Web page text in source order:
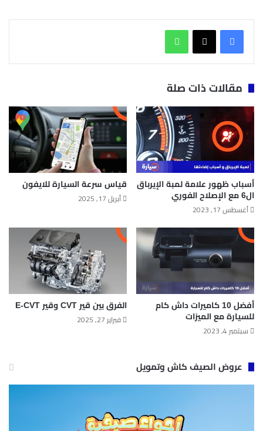
مقالات ذات صلة
أسباب ظهور علامة لمبة الإيرباق
ال6 مع الإصلاح الفوري
أغسطس 17, 2023
قياس سرعة السيارة للايفون
أبريل 17, 2025
أفضل 10 كاميرات داش كام
للسيارة مع الميزات
سبتمبر 4, 2023
الفرق بين قير CVT وقير E-CVT
فبراير 27, 2025
عروض الصيف كاش وتمويل